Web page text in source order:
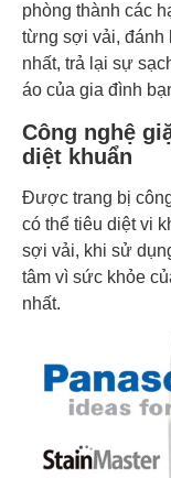
phòng thành các
từng sợi vải, đánh
nhất, trả lại sự
áo của gia đình
Công nghệ
diệt khuẩn
Được trang bị
có thể tiêu diệt vi
sợi vải, khi sử
tâm vì sức khỏe
nhất.